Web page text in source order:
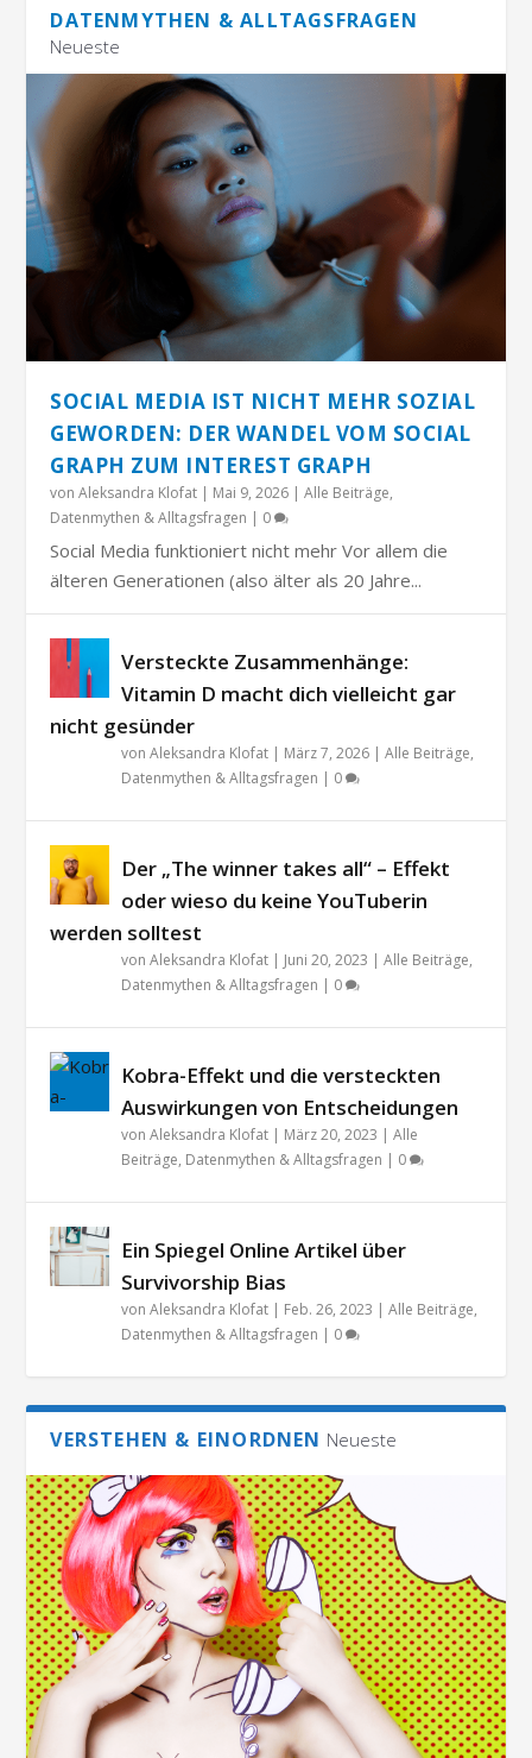
DATENMYTHEN & ALLTAGSFRAGEN
Neueste
SOCIAL MEDIA IST NICHT MEHR SOZIAL
GEWORDEN: DER WANDEL VOM SOCIAL
GRAPH ZUM INTEREST GRAPH
vonAleksandra Klofat | Mai 9, 2026 |Alle Beiträge,
Datenmythen & Alltagsfragen | 0
Social Media funktioniert nicht mehr Vor allem die
älteren Generationen (also älter als 20 Jahre...
Versteckte Zusammenhänge:
Vitamin D macht dich vielleicht gar
nicht gesünder
vonAleksandra Klofat | März 7, 2026 |Alle Beiträge,
Datenmythen & Alltagsfragen | 0
Der „The winner takes all“ – Effekt
oder wieso du keine YouTuberin
werden solltest
vonAleksandra Klofat | Juni 20, 2023 |Alle Beiträge,
Datenmythen & Alltagsfragen | 0
Kobra-Effekt und die versteckten
Auswirkungen von Entscheidungen
vonAleksandra Klofat | März 20, 2023 |Alle
Beiträge, Datenmythen & Alltagsfragen | 0
Ein Spiegel Online Artikel über
Survivorship Bias
vonAleksandra Klofat | Feb. 26, 2023 |Alle Beiträge,
Datenmythen & Alltagsfragen | 0
VERSTEHEN & EINORDNEN Neueste